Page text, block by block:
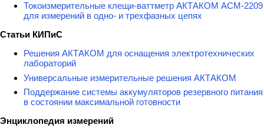
Токоизмерительные клещи-ваттметр АКТАКОМ АСМ-2209
для измерений в одно- и трехфазных цепях
Статьи КИПиС
Решения АКТАКОМ для оснащения электротехнических
лабораторий
Универсальные измерительные решения АКТАКОМ
Поддержание системы аккумуляторов резервного питания
в состоянии максимальной готовности
Энциклопедия измерений